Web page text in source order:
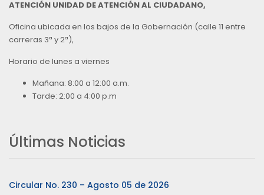
ATENCIÓN UNIDAD DE ATENCIÓN AL CIUDADANO,
Oficina ubicada en los bajos de la Gobernación (calle 11 entre
carreras 3ª y 2ª),
Horario de lunes a viernes
Mañana: 8:00 a 12:00 a.m.
Tarde: 2:00 a 4:00 p.m
Últimas Noticias
Circular No. 230 – Agosto 05 de 2026